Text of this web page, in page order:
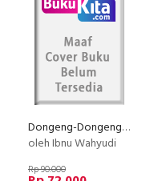
Dongeng-Dongeng Terbaik dari Korea
oleh Ibnu Wahyudi
Rp 90.000